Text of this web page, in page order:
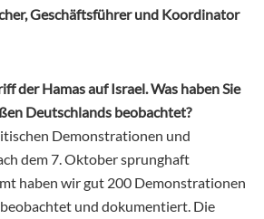
Geschäftsführer und Koordinator
der Hamas auf Israel. Was haben Sie
Deutschlands beobachtet?
Demonstrationen und
dem 7. Oktober sprunghaft
haben wir gut 200 Demonstrationen
und dokumentiert. Die